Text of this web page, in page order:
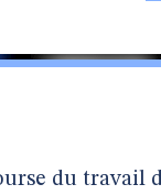
du travail